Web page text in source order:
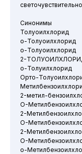
Синонимы
Толуоилхлорид
o-Толуоилхлорид
o-Толуоилхлорид
2-
o-Толуилхлорид
Орто-
2-метил-
O-
2-
O-
2-
O-
o-